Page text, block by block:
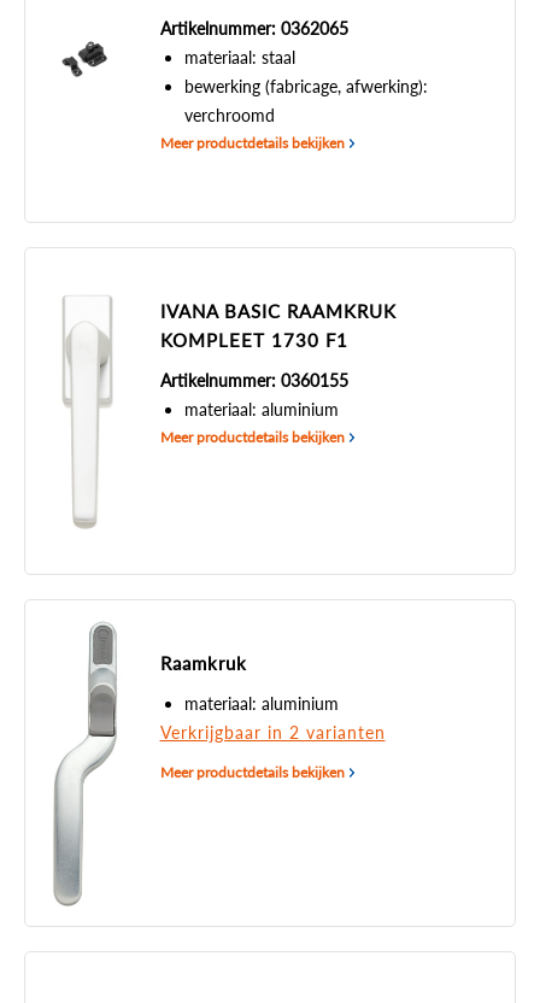
Artikelnummer: 0362065
materiaal: staal
bewerking (fabricage, afwerking):
verchroomd
Meer productdetails bekijken
IVANA BASIC RAAMKRUK
KOMPLEET 1730 F1
Artikelnummer: 0360155
materiaal: aluminium
Meer productdetails bekijken
Raamkruk
materiaal: aluminium
Verkrijgbaar in 2 varianten
Meer productdetails bekijken